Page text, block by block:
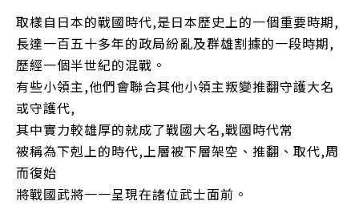
取樣自日本的戰國時代,是日本歷史上的一個重要時期,
長達一百五十多年的政局紛亂及群雄割據的一段時期,
歷經一個半世紀的混戰。
有些小領主,他們會聯合其他小領主叛變推翻守護大名
或守護代,
其中實力較雄厚的就成了戰國大名,戰國時代常
被稱為下剋上的時代,上層被下層架空、推翻、取代,周
而復始
將戰國武將一一呈現在諸位武士面前。